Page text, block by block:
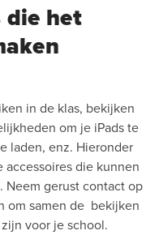
die het
in de klas, bekijken
om je iPads te
laden, enz. Hieronder
die kunnen
gerust contact op
om samen de bekijken
voor je school.